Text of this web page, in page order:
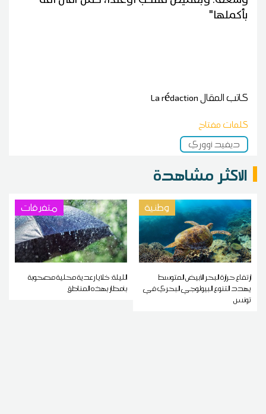
بأكملها"
كاتب المقالLa rédaction
كلمات مفتاح
ديفيد أووري
الاكثر مشاهدة
وطنية
ارتفاع حرارة البحر الأبيض المتوسط
يهدد التنوع البيولوجي البحري في
تونس
متفرقات
الليلة: خلايا رعدية محلية مصحوبة
بأمطار بهذه المناطق